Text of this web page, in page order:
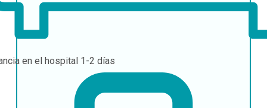
en el hospital 1-2 días